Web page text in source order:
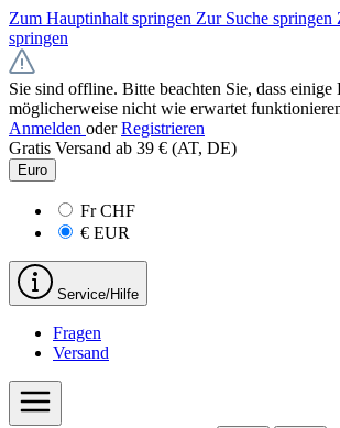
Zum Hauptinhalt springen Zur Suche springen
springen
Sie sind offline. Bitte beachten Sie, dass einige
möglicherweise nicht wie erwartet
Anmelden oder Registrieren
Gratis Versand ab 39 € (AT, DE)
Euro
FrCHF
€ EUR
Service/Hilfe
Fragen
Versand